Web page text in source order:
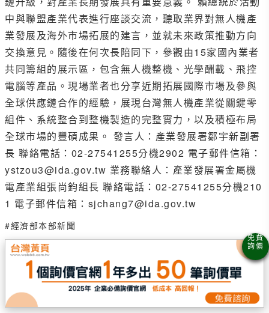
中與聯盟產業代表進行座談交流，聽取業界對無人機產
業發展及海外市場拓展的建言，並就未來政策推動方向
交換意見。隨後在何次長陪同下，參觀由15家國內業者
共同籌組的展示區，包含無人機整機、光學酬載、飛控
電腦等產品。現場業者也分享近期拓展國際市場及參與
全球供應鏈合作的經驗，展現台灣無人機產業從關鍵零
組件、系統整合到整機製造的完整實力，以及積極布局
全球市場的豐碩成果。 發言人：產業發展署鄒宇新副署
長 聯絡電話：02-27541255分機2902 電子郵件信箱：
ystzou3@ida.gov.tw 業務聯絡人：產業發展署金屬機
電產業組張尚鈞組長 聯絡電話：02-27541255分機210
1 電子郵件信箱：sjchang7@ida.gov.tw
#經濟部本部新聞